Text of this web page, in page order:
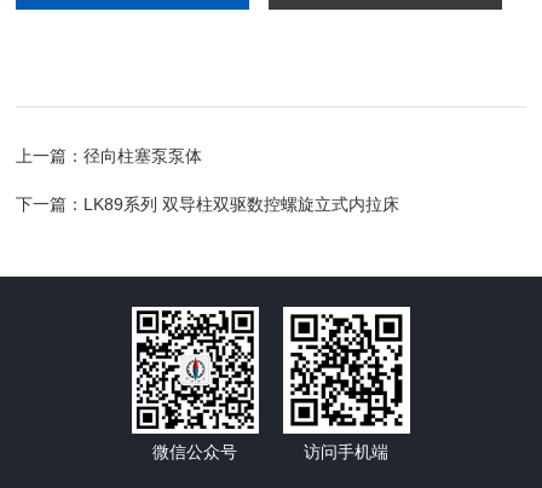
上一篇：径向柱塞泵泵体
下一篇： LK89系列 双导柱双驱数控螺旋立式内拉床
微信公众号 访问手机端